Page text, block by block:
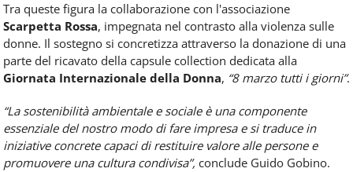
Tra queste figura la collaborazione con l'associazione
Scarpetta Rossa, impegnata nel contrasto alla violenza sulle
donne. Il sostegno si concretizza attraverso la donazione di una
parte del ricavato della capsule collection dedicata alla
Giornata Internazionale della Donna, “8 marzo tutti i giorni”.
“La sostenibilità ambientale e sociale è una componente
essenziale del nostro modo di fare impresa e si traduce in
iniziative concrete capaci di restituire valore alle persone e
promuovere una cultura condivisa”, conclude Guido Gobino.